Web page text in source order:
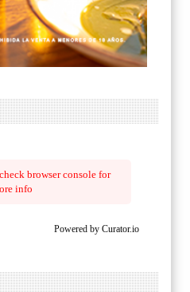
browser console for
info
Powered by Curator.io